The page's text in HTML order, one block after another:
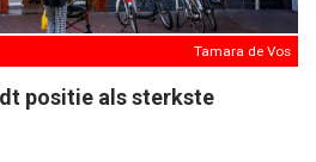
Tamara de Vos
positie als sterkste